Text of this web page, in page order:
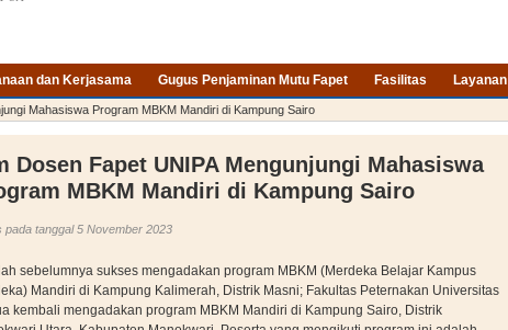
dan Kerjasama Gugus Penjaminan Mutu Fapet Fasilitas Layanan
Mahasiswa Program MBKM Mandiri di Kampung Sairo
Dosen Fapet UNIPA Mengunjungi Mahasiswa
MBKM Mandiri di Kampung Sairo
pada tanggal 5 November 2023
sebelumnya sukses mengadakan program MBKM (Merdeka Belajar Kampus
Mandiri di Kampung Kalimerah, Distrik Masni; Fakultas Peternakan Universitas
kembali mengadakan program MBKM Mandiri di Kampung Sairo, Distrik